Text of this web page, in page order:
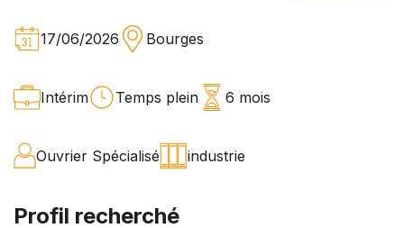
17/06/2026 Bourges
Intérim Temps plein 6 mois
Ouvrier Spécialisé industrie
Profil recherché